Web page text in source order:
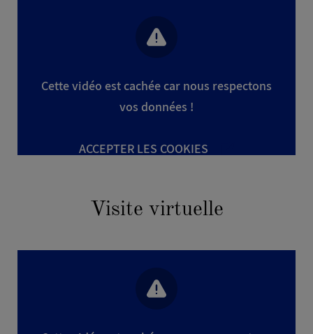
Cette vidéo est cachée car nous respectons
vos données !
ACCEPTER LES COOKIES
Visite virtuelle